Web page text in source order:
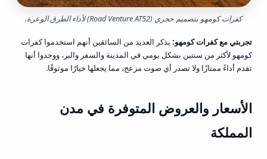
كفرات كومهو بتصميم حجري (Road Venture AT52) لأداء الطرق الوعرة.
تجربتي مع كفرات كومهو: يذكر العديد من السائقين أنهم استخدموا كفرات
كومهو لأكثر من سنتين بشكل يومي في المدينة والسفر والبر، ووجدوا أنها
تقدم أداءً ممتازًا ولا تصدر أي صوت مزعج، مما يجعلها خيارًا موثوقًا.
الأسعار والعروض المتوفرة في مدن
المملكة